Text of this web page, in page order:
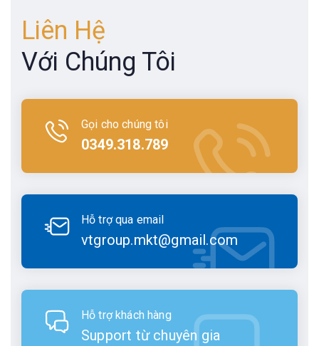
Liên Hệ
Với Chúng Tôi
Gọi cho chúng tôi
0349.318.789
Hỗ trợ qua email
vtgroup.mkt@gmail.com
Hỗ trợ khách hàng
Support từ chuyên gia